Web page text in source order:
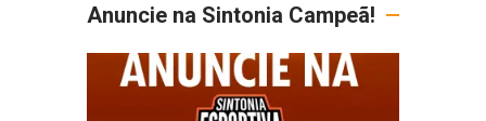
Anuncie na Sintonia Campeã!